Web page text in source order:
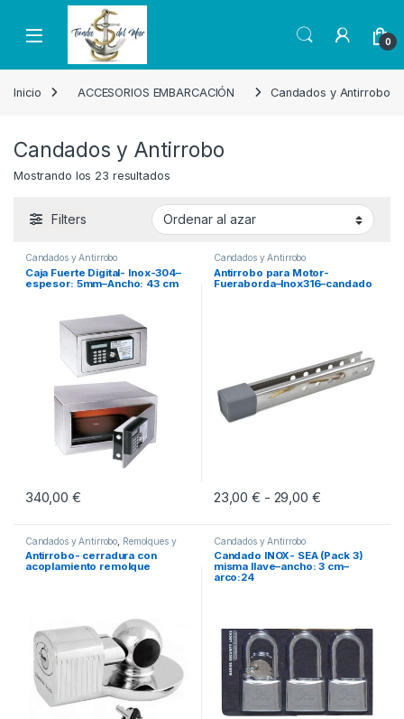
Skip to navigation
Skip to content
Open 0
Inicio ACCESORIOS EMBARCACIÓN Candados y Antirrobo
Candados y Antirrobo
Mostrando los 23 resultados
Filters
Candados y Antirrobo
Caja Fuerte Digital- Inox-304–
espesor: 5mm–Ancho: 43 cm
340,00 €
Candados y Antirrobo
Antirrobo para Motor-
Fueraborda–Inox316–candado
23,00€ - 29,00 €Rango de
Este producto tiene múltiples
Candados y Antirrobo Remolques y
Repuestos
Antirrobo- cerradura con
acoplamiento remolque
Candados y Antirrobo
Candado INOX- SEA (Pack 3)
misma llave–ancho: 3 cm–
arco:24